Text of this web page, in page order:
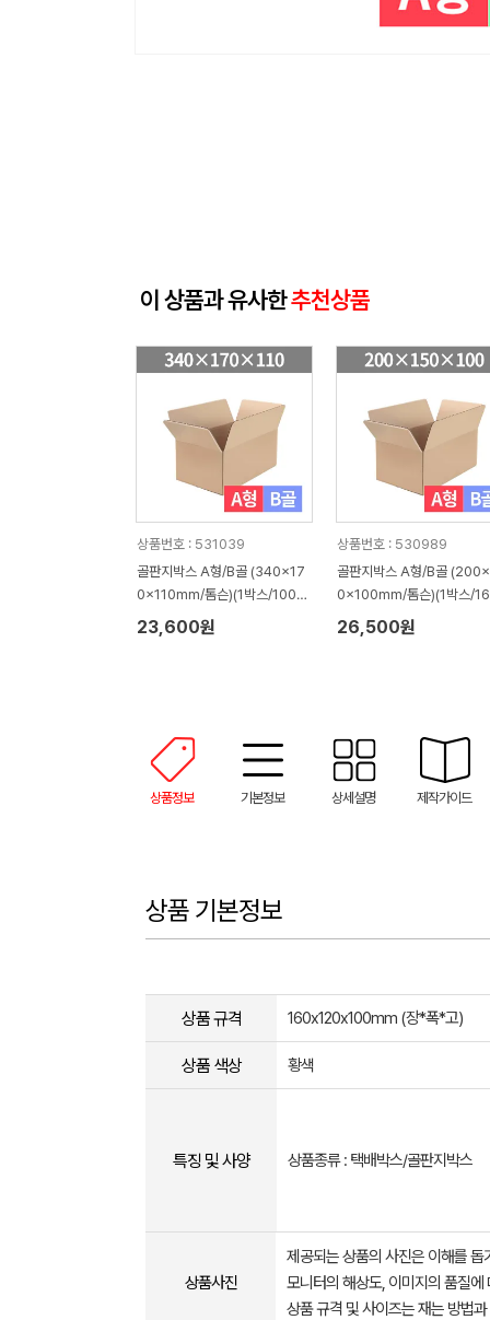
이 상품과 유사한추천상품
상품번호 : 531039
골판지박스 A형/B골 (340x17
0x110mm/톰슨)(1박스/100
장)
23,600원
상품번호 : 530989
골판지박스 A형/B골
0x100mm/톰슨)(1박스/
장)
26,500원
상품정보 기본정보 상세설명 제작가이드
상품 기본정보
상품 규격 160x120x100mm (장*폭*고)
상품 색상 황색
특징 및 사양 상품종류 : 택배박스/골판지박스
상품사진
제공되는 상품의 사진은 이해를
모니터의 해상도, 이미지의 품질
상품 규격 및 사이즈는 재는 방법